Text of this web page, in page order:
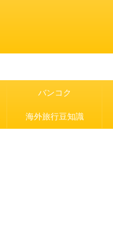
バンコク
海外旅行豆知識